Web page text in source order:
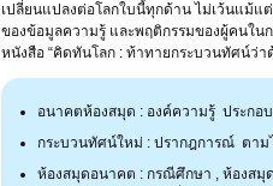
เปลี่ยนแปลงต่อโลกใบนี้ทุกด้าน ไม่เว้นแม้แ
ของข้อมูลความรู้ และพฤติกรรมของผู้คนใน
หนังสือ “คิดทันโลก : ท้าทายกระบวนทัศน์ว่า
อนาคตห้องสมุด : องค์ความรู้ ประกอ
กระบวนทัศน์ใหม่ : ปรากฎการณ์ ตาม
ห้องสมุดอนาคต : กรณีศึกษา , ห้องสมุ